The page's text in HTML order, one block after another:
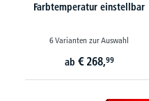
Farbtemperatur einstellbar
6 Varianten zur Auswahl
ab € 268,99